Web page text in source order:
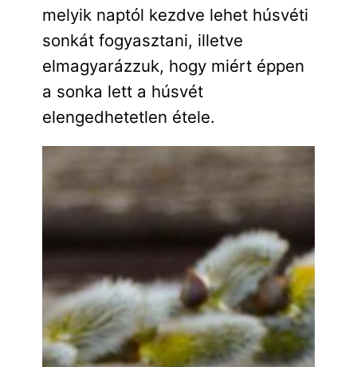
melyik naptól kezdve lehet húsvéti
sonkát fogyasztani, illetve
elmagyarázzuk, hogy miért éppen
a sonka lett a húsvét
elengedhetetlen étele.